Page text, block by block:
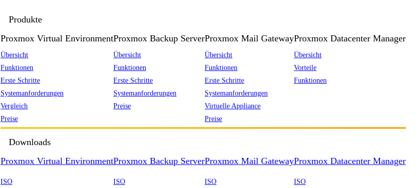
Produkte
Proxmox Virtual Environment
Übersicht
Funktionen
Erste Schritte
Systemanforderungen
Vergleich
Preise
Proxmox Backup Server
Übersicht
Funktionen
Erste Schritte
Systemanforderungen
Preise
Proxmox Mail Gateway
Übersicht
Funktionen
Erste Schritte
Systemanforderungen
Virtuelle Appliance
Preise
Proxmox Datacenter Manager
Übersicht
Vorteile
Funktionen
Downloads
Proxmox Virtual Environment
ISO
Proxmox Backup Server
ISO
Proxmox Mail Gateway
ISO
Proxmox Datacenter Manager
ISO